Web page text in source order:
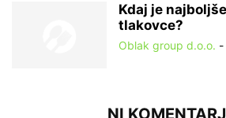
Kdaj je
tlakovce?
Oblak group d.o.o. -
NI